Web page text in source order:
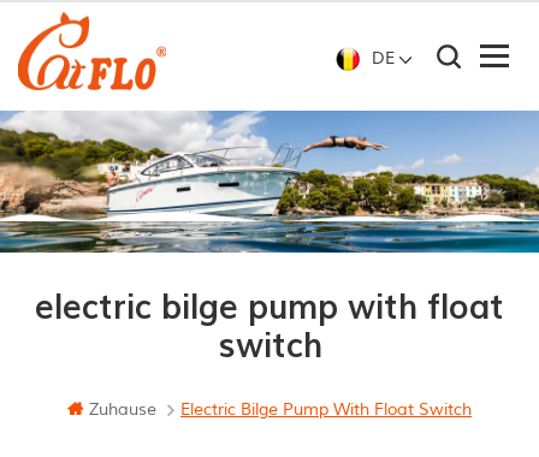
DE
electric bilge pump with float
switch
Zuhause Electric Bilge Pump With Float Switch